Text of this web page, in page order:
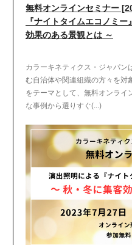
無料オンラインセミナー
『ナイトタイムエコノミ
効果のある景観とは ～
カラーキネティクス・ジャパン
む自治体や関連組織の方々を対
をテーマとして、無料オンライ
な事例から選りすぐ(...)